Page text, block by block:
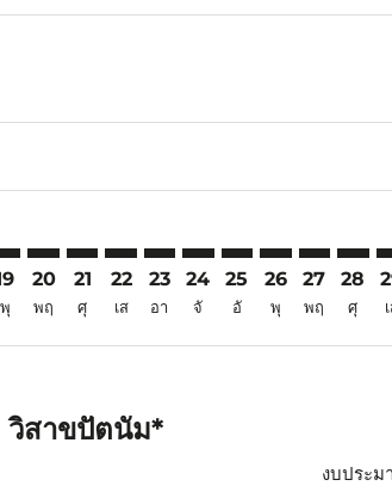
พุ
20
พฤ
HDY–VTZ: cmp-view-offers-
21
ศุ
HDY–VTZ: cmp-view-offers-
22
เส
HDY–VTZ: cmp-view-
23
อา
HDY–VTZ: cmp-view-
24
จั
HDY–VTZ: cmp-
25
อั
HDY–VTZ:
26
พุ
27
พฤ
28
ศุ
วิสาขปัตนัม*
งบประ